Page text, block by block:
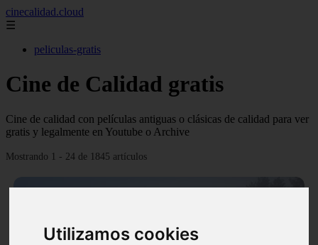
Utilizamos cookies
cinecalidad.cloud
☰
peliculas-gratis
Cine de Calidad gratis
Cine de calidad con películas antiguas o clásicas de calidad para ver
gratis y legalmente en Youtube o Archive
Mostrando 1 - 24 de 1845 artículos